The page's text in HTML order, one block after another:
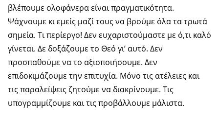
βλέπουμε ολοφάνερα είναι πραγματικότητα.
Ψάχνουμε κι εμείς μαζί τους να βρούμε όλα τα τρωτά
σημεία. Τι περίεργο! Δεν ευχαριστούμαστε με ό,τι καλό
γίνεται. Δε δοξάζουμε το Θεό γι’ αυτό. Δεν
προσπαθούμε να το αξιοποιήσουμε. Δεν
επιδοκιμάζουμε την επιτυχία. Μόνο τις ατέλειες και
τις παραλείψεις ζητούμε να διακρίνουμε. Τις
υπογραμμίζουμε και τις προβάλλουμε μάλιστα.